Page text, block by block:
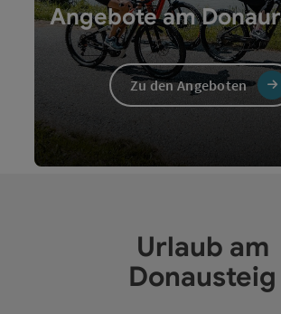
Angebote am
Zu den Angeboten
Urlaub am
Donausteig